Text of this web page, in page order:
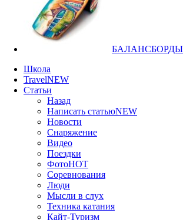
БАЛАНСБОРДЫ
Школа
TravelNEW
Статьи
Назад
Написать статьюNEW
Новости
Снаряжение
Видео
Поездки
ФотоHOT
Соревнования
Люди
Мысли в слух
Техника катания
Кайт-Туризм